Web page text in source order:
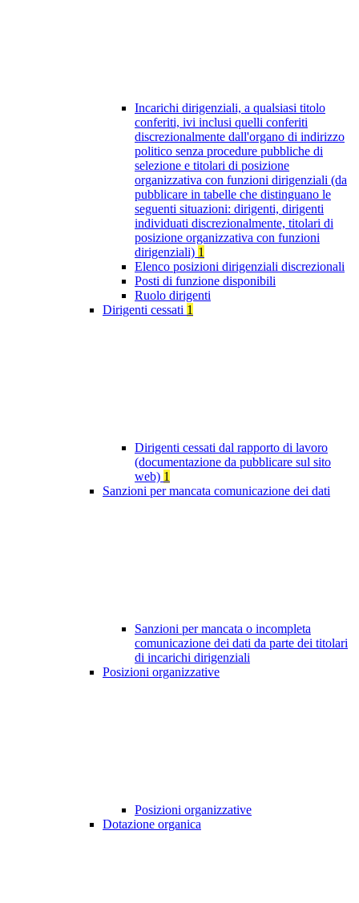
Incarichi dirigenziali, a qualsiasi titolo
conferiti, ivi inclusi quelli conferiti
discrezionalmente dall'organo di indirizzo
politico senza procedure pubbliche di
selezione e titolari di posizione
organizzativa con funzioni dirigenziali (da
pubblicare in tabelle che distinguano le
seguenti situazioni: dirigenti, dirigenti
individuati discrezionalmente, titolari di
posizione organizzativa con funzioni
dirigenziali) 1
Elenco posizioni dirigenziali discrezionali
Posti di funzione disponibili
Ruolo dirigenti
Dirigenti cessati 1
Dirigenti cessati dal rapporto di lavoro
(documentazione da pubblicare sul sito
web) 1
Sanzioni per mancata comunicazione dei dati
Sanzioni per mancata o incompleta
comunicazione dei dati da parte dei titolari
di incarichi dirigenziali
Posizioni organizzative
Posizioni organizzative
Dotazione organica